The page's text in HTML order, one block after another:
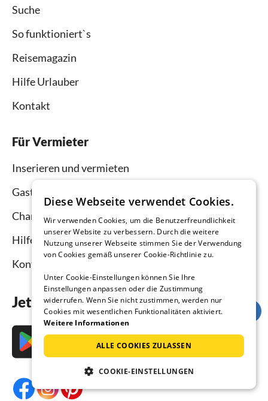
Suche
So funktioniert`s
Reisemagazin
Hilfe Urlauber
Kontakt
Für Vermieter
Inserieren und vermieten
Gastgebermagazin
Channel Manager
Hilfe Vermieter
Kontakt
Jetzt die App downloaden
Diese Webseite verwendet Cookies.
Wir verwenden Cookies, um die Benutzerfreundlichkeit
unserer Website zu verbessern. Durch die weitere
Nutzung unserer Webseite stimmen Sie der Verwendung
von Cookies gemäß unserer Cookie-Richtlinie zu.
Unter Cookie-Einstellungen können Sie Ihre
Einstellungen anpassen oder die Zustimmung
widerrufen. Wenn Sie nicht zustimmen, werden nur
Cookies mit wesentlichen Funktionalitäten aktiviert.
Weitere Informationen
ALLE COOKIES ZULASSEN
COOKIE-EINSTELLUNGEN